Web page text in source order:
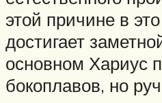
этой причине в
достигает
основном Хариус
бокоплавов, но